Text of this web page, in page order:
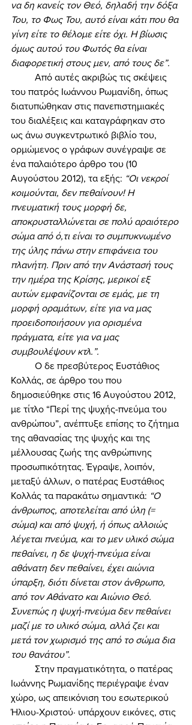
να δη κανείς τον Θεό, δηλαδή την δόξα
Του, το Φως Του, αυτό είναι κάτι που θα
γίνη είτε το θέλομε είτε όχι. Η βίωσις
όμως αυτού του Φωτός θα είναι
διαφορετική στους μεν, από τους δε”.
του πατρός Ιωάννου Ρωμανίδη, όπως
διατυπώθηκαν στις πανεπιστημιακές
του διαλέξεις και καταγράφηκαν στο
ως άνω συγκεντρωτικό βιβλίο του,
ορμώμενος ο γράφων συνέγραψε σε
ένα παλαιότερο άρθρο του (10
Αυγούστου 2012), τα εξής: “Οι νεκροί
κοιμούνται, δεν πεθαίνουν! Η
πνευματική τους μορφή δε,
αποκρυσταλλώνεται σε πολύ αραιότερο
σώμα από ό,τι είναι το συμπυκνωμένο
της ύλης πάνω στην επιφάνεια του
πλανήτη. Πριν από την Ανάστασή τους
την ημέρα της Κρίσης, μερικοί εξ
αυτών εμφανίζονται σε εμάς, με τη
μορφή οραμάτων, είτε για να μας
προειδοποιήσουν για ορισμένα
πράγματα, είτε για να μας
συμβουλέψουν κτλ.”.
Κολλάς, σε άρθρο του που
δημοσιεύθηκε στις 16 Αυγούστου 2012,
με τίτλο “Περί της ψυχής-πνεύμα του
ανθρώπου”, ανέπτυξε επίσης το ζήτημα
της αθανασίας της ψυχής και της
μέλλουσας ζωής της ανθρώπινης
προσωπικότητας. Έγραψε, λοιπόν,
μεταξύ άλλων, ο πατέρας Ευστάθιος
Κολλάς τα παρακάτω σημαντικά: “Ο
άνθρωπος, αποτελείται από ύλη (=
σώμα) και από ψυχή, ή όπως αλλοιώς
λέγεται πνεύμα, και το μεν υλικό σώμα
πεθαίνει, η δε ψυχή-πνεύμα είναι
αθάνατη δεν πεθαίνει, έχει αιώνια
ύπαρξη, διότι δίνεται στον άνθρωπο,
από τον Αθάνατο και Αιώνιο Θεό.
Συνεπώς η ψυχή-πνεύμα δεν πεθαίνει
μαζί με το υλικό σώμα, αλλά ζει και
μετά τον χωρισμό της από το σώμα δια
του θανάτου”.
Ιωάννης Ρωμανίδης περιέγραψε έναν
χώρο, ως απεικόνιση του εσωτερικού
Ήλιου-Χριστού· υπάρχουν εικόνες, στις